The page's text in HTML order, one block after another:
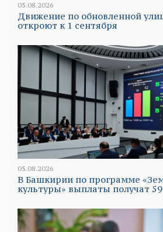
05.08.2026
Движение по обновленной
откроют к 1 сентября
05.08.2026
В Башкирии по программе
культуры» выплаты получат